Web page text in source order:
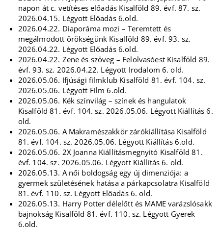
napon át c. vetítéses előadás Kisalföld 89. évf. 87. sz.
2026.04.15. Légyott Előadás 6.old.
2026.04.22. Diaporáma mozi – Teremtett és
megálmodott örökségünk Kisalföld 89. évf. 93. sz.
2026.04.22. Légyott Előadás 6.old.
2026.04.22. Zene és szöveg – Felolvasóest Kisalföld 89.
évf. 93. sz. 2026.04.22. Légyott Irodalom 6. old.
2026.05.06. Ifjúsági filmklub Kisalföld 81. évf. 104. sz.
2026.05.06. Légyott Film 6.old.
2026.05.06. Kék színvilág – színek és hangulatok
Kisalföld 81. évf. 104. sz. 2026.05.06. Légyott Kiállítás 6.
old.
2026.05.06. A Makramészakkör zárókiállítása Kisalföld
81. évf. 104. sz. 2026.05.06. Légyott Kiállítás 6.old.
2026.05.06. 2X Joanna Kiállításmegnyitó Kisalföld 81.
évf. 104. sz. 2026.05.06. Légyott Kiállítás 6. old.
2026.05.13. A női boldogság egy új dimenziója: a
gyermek születésének hatása a párkapcsolatra Kisalföld
81. évf. 110. sz. Légyott Előadás 6. old.
2026.05.13. Harry Potter délelőtt és MAME varázslósakk
bajnokság Kisalföld 81. évf. 110. sz. Légyott Gyerek
6.old.